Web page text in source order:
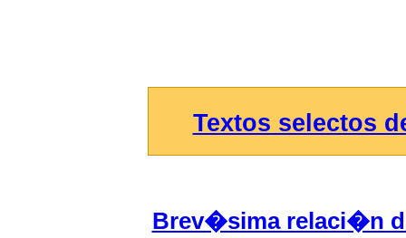
Textos selectos
Brev�sima relaci�n